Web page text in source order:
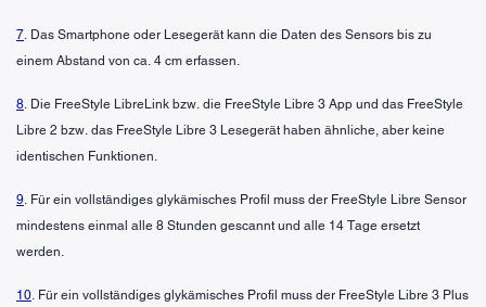
7. Das Smartphone oder Lesegerät kann die Daten des Sensors bis zu
einem Abstand von ca. 4 cm erfassen.
8. Die FreeStyle LibreLink bzw. die FreeStyle Libre 3 App und das FreeStyle
Libre 2 bzw. das FreeStyle Libre 3 Lesegerät haben ähnliche, aber keine
identischen Funktionen.
9. Für ein vollständiges glykämisches Profil muss der FreeStyle Libre Sensor
mindestens einmal alle 8 Stunden gescannt und alle 14 Tage ersetzt
werden.
10. Für ein vollständiges glykämisches Profil muss der FreeStyle Libre 3 Plus